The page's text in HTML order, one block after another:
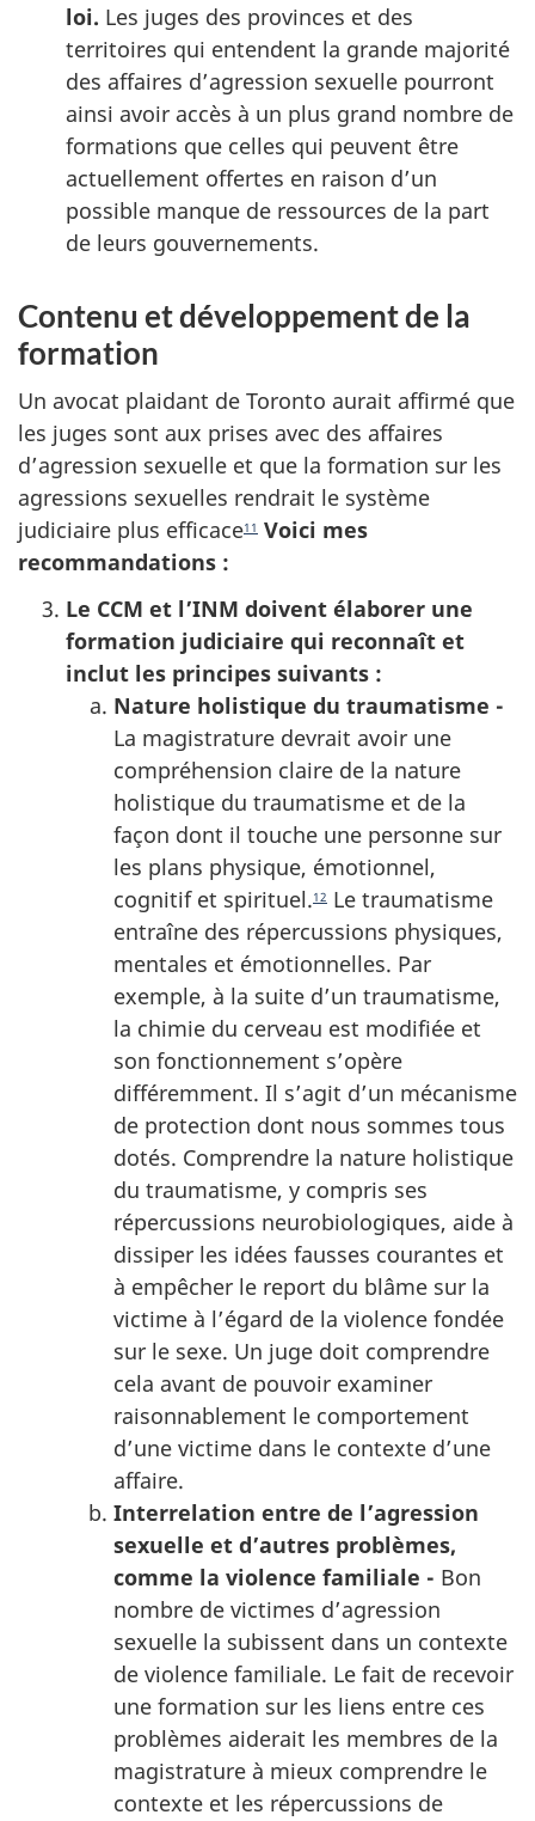
loi. Les juges des provinces et des
territoires qui entendent la grande majorité
des affaires d’agression sexuelle pourront
ainsi avoir accès à un plus grand nombre de
formations que celles qui peuvent être
actuellement offertes en raison d’un
possible manque de ressources de la part
de leurs gouvernements.
Contenu et développement de la
formation
Un avocat plaidant de Toronto aurait affirmé que
les juges sont aux prises avec des affaires
d’agression sexuelle et que la formation sur les
agressions sexuelles rendrait le système
judiciaire plus efficace11 Voici mes
recommandations :
Le CCM et l’INM doivent élaborer une
formation judiciaire qui reconnaît et
inclut les principes suivants :
Nature holistique du traumatisme -
La magistrature devrait avoir une
compréhension claire de la nature
holistique du traumatisme et de la
façon dont il touche une personne sur
les plans physique, émotionnel,
cognitif et spirituel.12 Le traumatisme
entraîne des répercussions physiques,
mentales et émotionnelles. Par
exemple, à la suite d’un traumatisme,
la chimie du cerveau est modifiée et
son fonctionnement s’opère
différemment. Il s’agit d’un mécanisme
de protection dont nous sommes tous
dotés. Comprendre la nature holistique
du traumatisme, y compris ses
répercussions neurobiologiques, aide à
dissiper les idées fausses courantes et
à empêcher le report du blâme sur la
victime à l’égard de la violence fondée
sur le sexe. Un juge doit comprendre
cela avant de pouvoir examiner
raisonnablement le comportement
d’une victime dans le contexte d’une
affaire.
Interrelation entre de l’agression
sexuelle et d’autres problèmes,
comme la violence familiale - Bon
nombre de victimes d’agression
sexuelle la subissent dans un contexte
de violence familiale. Le fait de recevoir
une formation sur les liens entre ces
problèmes aiderait les membres de la
magistrature à mieux comprendre le
contexte et les répercussions de